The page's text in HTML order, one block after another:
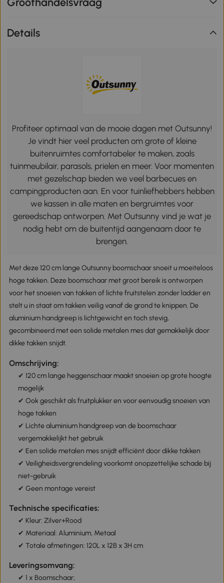
Details
Profiteer optimaal van de mooie dagen met Outsunny!
Je vindt hier veel producten om grote of kleine
buitenruimtes comfortabeler te maken, zoals
tuinmeubilair, parasols, prielen en meer. Voor momenten
met gezelschap bieden we veel barbecues en
campingproducten aan. En voor tuinliefhebbers hebben
we kassen in alle maten en bergruimtes voor
gereedschap ontworpen. Met Outsunny vind je wat je
nodig hebt om de buitentijd aangenaam door te
brengen.
Met deze 120 cm lange Outsunny boomschaar snoeit u moeiteloos
hoge takken. Deze boomschaar met groot bereik is ontworpen
voor het snoeien van takken of lichte fruitstelen zonder ladder en
stelt u in staat om takken veilig vanaf de grond te knippen. De
aluminium handgreep is lichtgewicht en toch stevig,
gecombineerd met een solide metalen mes dat gemakkelijk door
dikke takken snijdt.
Omschrijving:
✔ 120 cm lange heggenschaar maakt snoeien op grote hoogte
mogelijk
✔ Ook geschikt als fruitplukker en voor eenvoudig snoeien van
hoge takken
✔ Lichte aluminium handgreep van de boomschaar
vergemakkelijkt het gebruik
✔ Een solide metalen mes snijdt efficiënt door dikke takken
✔ Veiligheidsvergrendeling voorkomt onopzettelijke schade bij
niet-gebruik
✔ Geen montage vereist
Technische specificaties:
✔ Kleur: Zilver+Rood
✔ Materiaal: Aluminium, Metaal
✔ Totale afmetingen: 120L x 12B x 3H cm
Leveringsomvang:
✔ 1 x Boomschaar;